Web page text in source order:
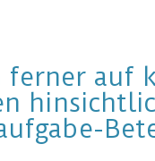
ferner auf